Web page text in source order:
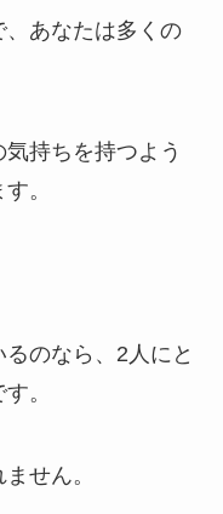
あなたは多くの
持ちを持つよう
。
のなら、2人にと
。
せん。